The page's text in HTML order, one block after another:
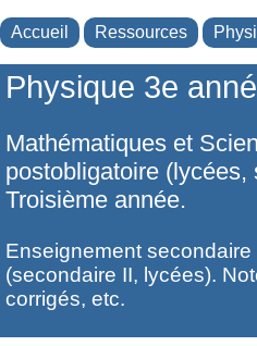
Accueil Ressources
Physique 3e
Mathématiques et
postobligatoire (lycées,
Troisième année.
Enseignement
(secondaire II, lycées).
corrigés, etc.